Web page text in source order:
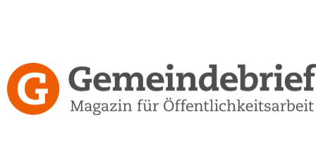
Gemeindebrief-
Kritiken